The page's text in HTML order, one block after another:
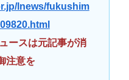
lnews/fukushim
ースは元記事が消
注意を